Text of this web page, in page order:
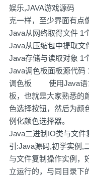
娱乐,JAVA游戏源码
克一样，至少界面有点
Java从网络取得文件 1
Java从压缩包中提取文
Java存储与读取对象 1
Java调色板面板源代码
调色板 使用Java语言
板，也就是大家熟悉的
色选择按钮，然后为颜
例化颜色选择器。
Java二进制IO类与文件
引:Java源码,初学实
与文件复制操作实例，
立运行的，与同目录下